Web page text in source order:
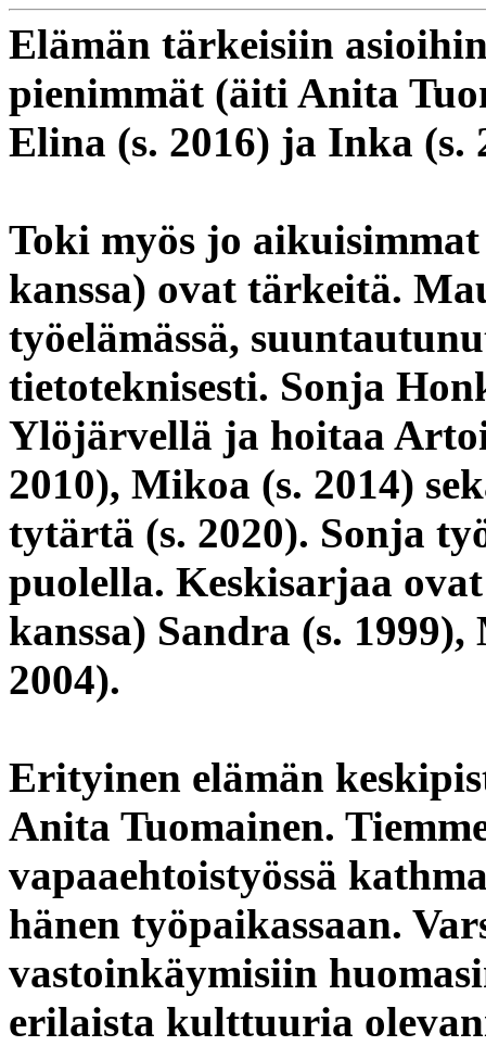
Elämän tärkeisiin
pienimmät (äiti Anita
Elina (s. 2016) ja Inka (s.
Toki myös jo
kanssa) ovat tärkeitä.
työelämässä,
tietoteknisesti. Sonja
Ylöjärvellä ja hoitaa
2010), Mikoa (s. 2014)
tytärtä (s. 2020). Sonja
puolella. Keskisarjaa
kanssa) Sandra (s.
2004).
Erityinen elämän
Anita Tuomainen.
vapaaehtoistyössä
hänen työpaikassaan.
vastoinkäymisiin
erilaista kulttuuria